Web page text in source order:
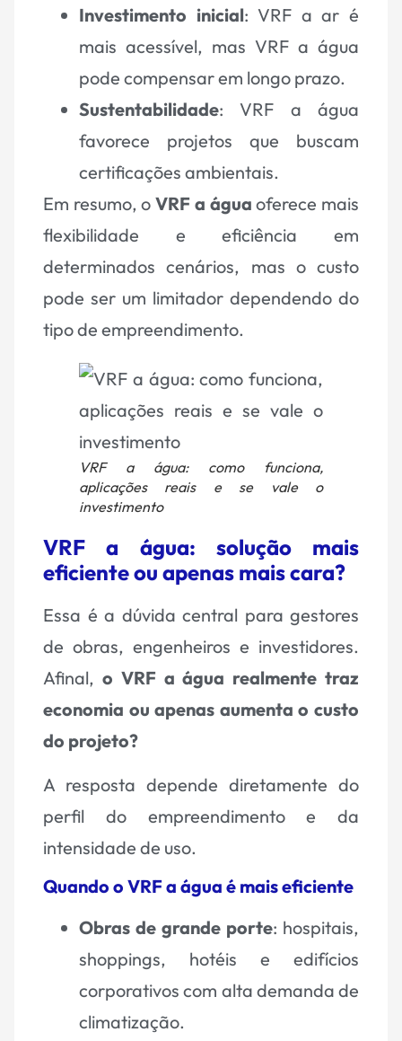
Investimento inicial: VRF a ar é
mais acessível, mas VRF a água
pode compensar em longo prazo.
Sustentabilidade: VRF a água
favorece projetos que buscam
certificações ambientais.
Em resumo, oVRF a águaoferece mais
flexibilidade e eficiência em
determinados cenários, mas o custo
pode ser um limitador dependendo do
tipo de empreendimento.
VRF a água: como funciona,
aplicações reais e se vale o
investimento
VRF a água: solução mais
eficiente ou apenas mais cara?
Essa é a dúvida central para gestores
de obras, engenheiros e investidores.
Afinal, o VRF a água realmente traz
economia ou apenas aumenta o custo
do projeto?
A resposta depende diretamente do
perfil do empreendimento e da
intensidade de uso.
Quando o VRF a água é mais eficiente
Obras de grande porte: hospitais,
shoppings, hotéis e edifícios
corporativos com alta demanda de
climatização.